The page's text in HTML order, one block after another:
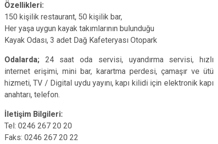
Özellikleri:
150 kişilik restaurant, 50 kişilik bar,
Her yaşa uygun kayak takımlarının bulunduğu
Kayak Odası, 3 adet Dağ Kafeteryası Otopark
Odalarda; 24 saat oda servisi, uyandırma servisi, hızlı
internet erişimi, mini bar, karartma perdesi, çamaşır ve ütü
hizmeti, TV / Digital uydu yayını, kapı kilidi için elektronik kapı
anahtarı, telefon.
İletişim Bilgileri:
Tel: 0246 267 20 20
Faks: 0246 267 20 22